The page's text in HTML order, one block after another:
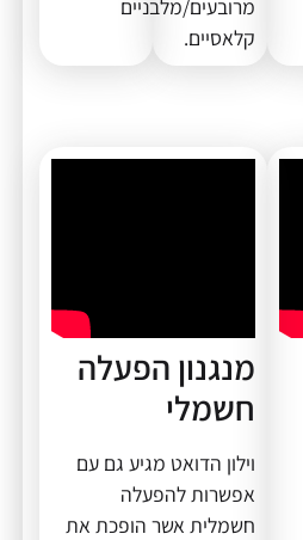
מרובעים/מלבניים
קלאסיים.
מנגנון הפעלה
חשמלי
וילון הדואט מגיע גם עם
אפשרות להפעלה
חשמלית אשר הופכת את